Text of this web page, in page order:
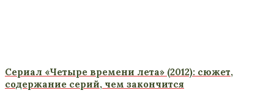
Сериал «Четыре времени лета» (2012): сюжет,
содержание серий, чем закончится